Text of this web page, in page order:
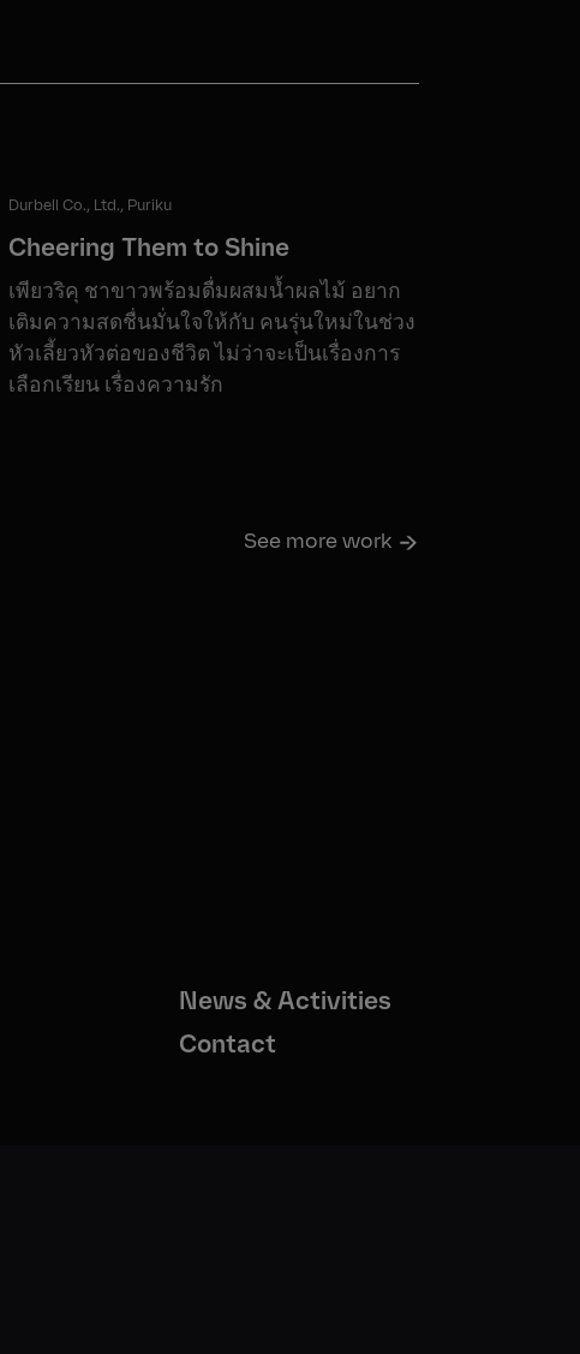
Durbell Co., Ltd., Puriku
Cheering Them to Shine
เพียวริคุ ชาขาวพร้อมดื่มผสมน้ำผลไม้ อยาก
เติมความสดชื่นมั่นใจให้กับ คนรุ่นใหม่ในช่วง
หัวเลี้ยวหัวต่อของชีวิต ไม่ว่าจะเป็นเรื่องการ
เลือกเรียน เรื่องความรัก
See more work
News & Activities
Contact